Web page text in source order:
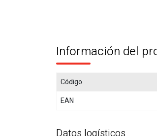
Información del
Código
EAN